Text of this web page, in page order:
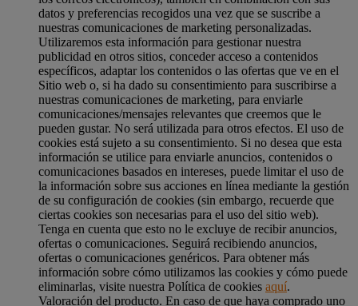
datos y preferencias recogidos una vez que se suscribe a
nuestras comunicaciones de marketing personalizadas.
Utilizaremos esta información para gestionar nuestra
publicidad en otros sitios, conceder acceso a contenidos
específicos, adaptar los contenidos o las ofertas que ve en el
Sitio web o, si ha dado su consentimiento para suscribirse a
nuestras comunicaciones de marketing, para enviarle
comunicaciones/mensajes relevantes que creemos que le
pueden gustar. No será utilizada para otros efectos. El uso de
cookies está sujeto a su consentimiento. Si no desea que esta
información se utilice para enviarle anuncios, contenidos o
comunicaciones basados en intereses, puede limitar el uso de
la información sobre sus acciones en línea mediante la gestión
de su configuración de cookies (sin embargo, recuerde que
ciertas cookies son necesarias para el uso del sitio web).
Tenga en cuenta que esto no le excluye de recibir anuncios,
ofertas o comunicaciones. Seguirá recibiendo anuncios,
ofertas o comunicaciones genéricos. Para obtener más
información sobre cómo utilizamos las cookies y cómo puede
eliminarlas, visite nuestra Política de cookies aquí.
Valoración del producto. En caso de que haya comprado uno